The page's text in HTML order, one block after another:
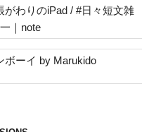
がわりのiPad / #日々短文雑
｜note
ボーイ by Marukido